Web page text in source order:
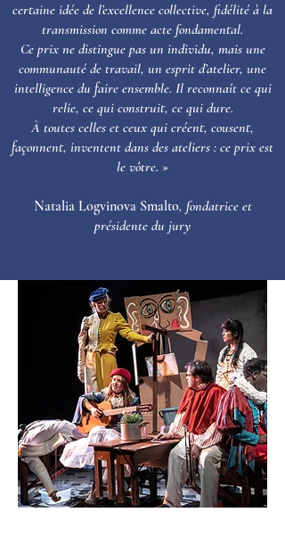
certaine idée de l’excellence collective, fidélité à la
transmission comme acte fondamental.
Ce prix ne distingue pas un individu, mais une
communauté de travail, un esprit d’atelier, une
intelligence du faire ensemble. Il reconnaît ce qui
relie, ce qui construit, ce qui dure.
À toutes celles et ceux qui créent, cousent,
façonnent, inventent dans des ateliers : ce prix est
le vôtre. »
Natalia Logvinova Smalto, fondatrice et
présidente du jury